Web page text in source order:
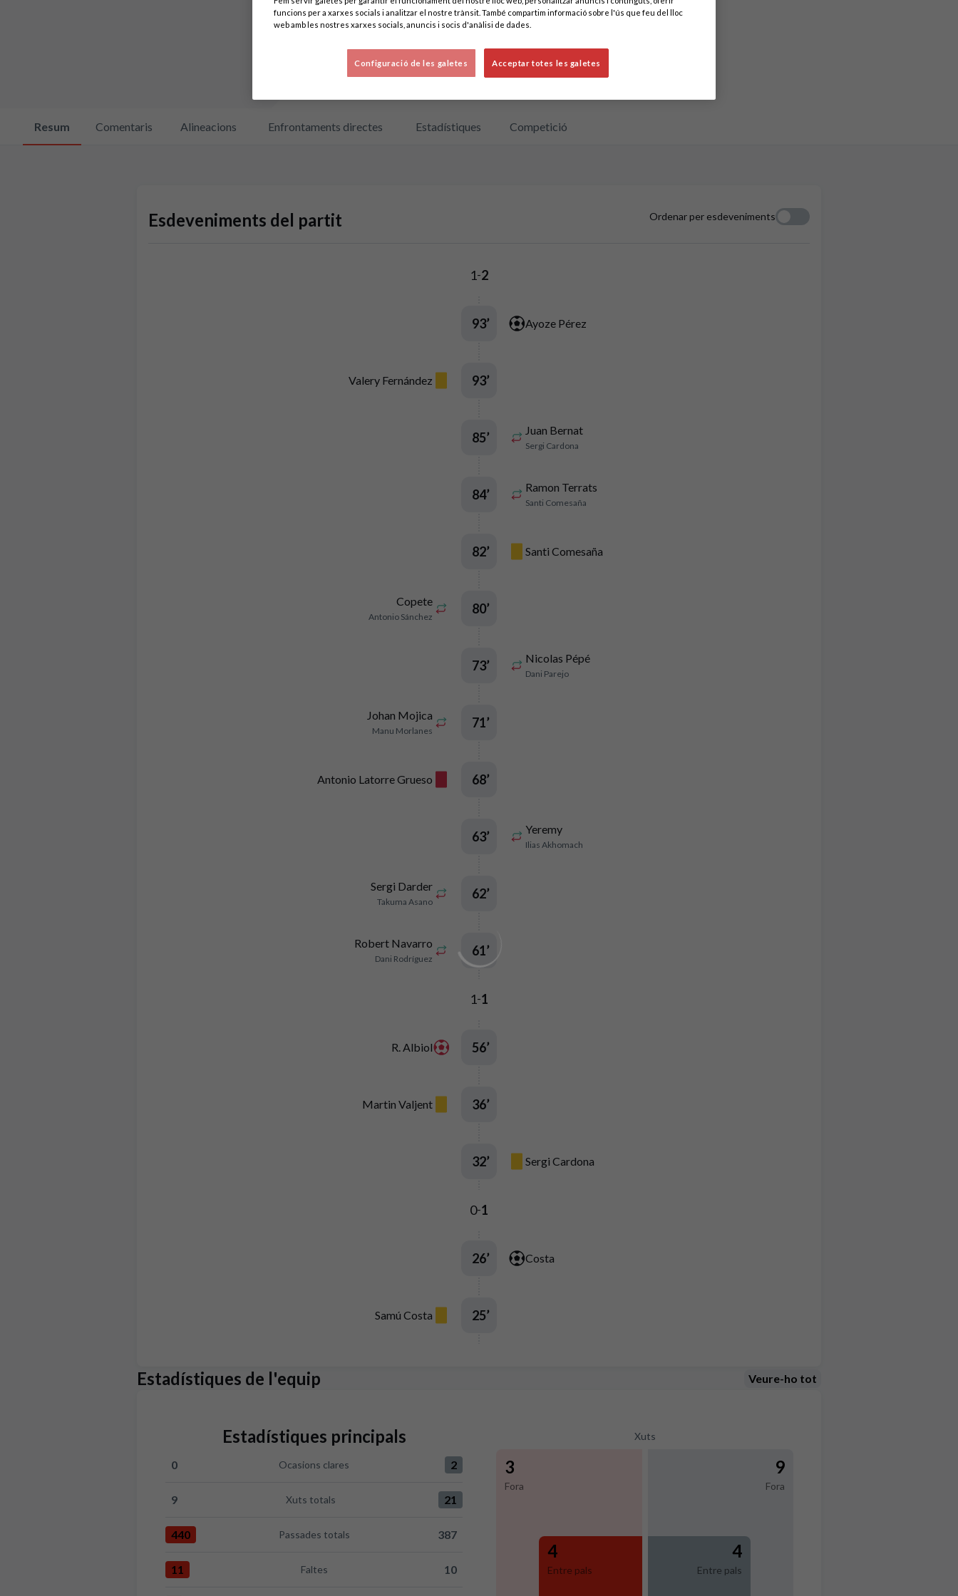
Resum Comentaris Alineacions Enfrontaments directes Estadístiques Competició
Esdeveniments del partit Ordenar per esdeveniments
1-2
Ayoze Pérez
93’
Valery Fernández 93’
Juan Bernat
Sergi Cardona
85’
Ramon Terrats
Santi Comesaña
84’
Santi Comesaña
82’
Copete
Antonio Sánchez
80’
Nicolas Pépé
Dani Parejo
73’
Johan Mojica
Manu Morlanes
71’
Antonio Latorre Grueso 68’
Yeremy
Ilias Akhomach
63’
Sergi Darder
Takuma Asano
62’
Robert Navarro
Dani Rodríguez
61’
1-1
R. Albiol 56’
Martin Valjent 36’
Sergi Cardona
32’
0-1
Costa
26’
Samú Costa 25’
Estadístiques de l'equip Veure-ho tot
Estadístiques principals
Ocasions clares:RCD Mallorca 0 versus Villarreal CF 2
0 Ocasions clares 2
Xuts totals:RCD Mallorca 9 versus Villarreal CF 21
9 Xuts totals 21
Passades totals:RCD Mallorca 440 versus Villarreal CF 387
440 Passades totals 387
Faltes:RCD Mallorca 11 versus Villarreal CF 10
11 Faltes 10
Xuts
3
Fora
4
Entre pals
9
Fora
4
Entre pals
funcions per a xarxes socials i analitzar el nostre trànsit. També compartim informació sobre l'ús que feu del lloc
web amb les nostres xarxes socials, anuncis i socis d'anàlisi de dades.
Acceptar totes les galetes
Configuració de les galetes